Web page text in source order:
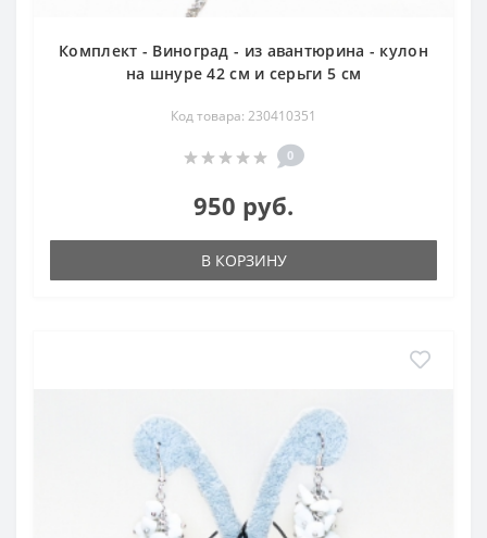
Комплект - Виноград - из авантюрина - кулон
на шнуре 42 см и серьги 5 см
Код товара: 230410351
0
950 руб.
В КОРЗИНУ